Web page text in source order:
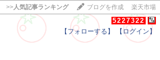
>>人気記事ランキング ブログを作成 楽天市場
5227322
【フォローする】 【ログイン】